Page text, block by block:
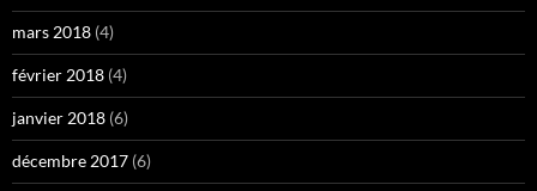
mars 2018 (4)
février 2018 (4)
janvier 2018 (6)
décembre 2017 (6)